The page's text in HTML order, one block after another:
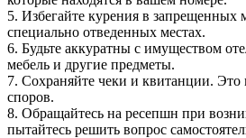
5. Избегайте курения в запрещенных
специально отведенных местах.
6. Будьте аккуратны с имуществом
мебель и другие предметы.
7. Сохраняйте чеки и квитанции. Это
споров.
8. Обращайтесь на ресепшн при
пытайтесь решить вопрос